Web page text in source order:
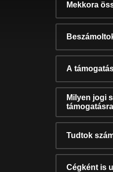
Mekkora
A
Milyen jogi
Tudtok
Cégként is